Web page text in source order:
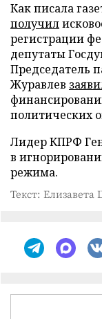
Как писала
получил
регистрации
депутаты
Председатель
Журавлев
политических
Лидер КПРФ
в
режима.
Текст: